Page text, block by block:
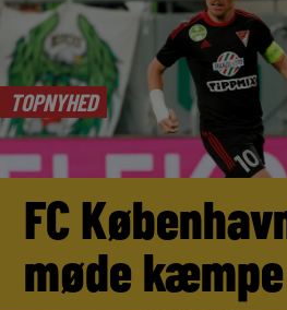
TOPNYHED
FC
møde